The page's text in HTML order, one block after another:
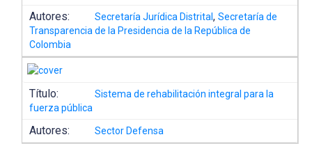
Autores: Secretaría Jurídica Distrital,Secretaría de
Transparencia de la Presidencia de la República de
Colombia
Título:
Sistema de rehabilitación integral para la
fuerza pública
Autores: Sector Defensa